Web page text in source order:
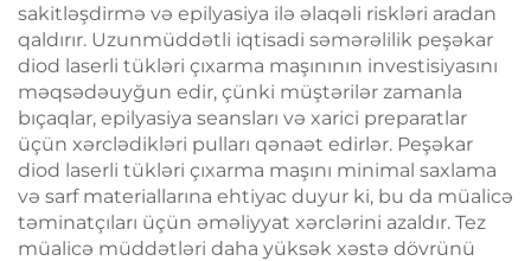
sakitləşdirmə və epilyasiya ilə əlaqəli riskləri aradan
qaldırır. Uzunmüddətli iqtisadi səmərəlilik peşəkar
diod laserli tükləri çıxarma maşınının investisiyasını
məqsədəuyğun edir, çünki müştərilər zamanla
bıçaqlar, epilyasiya seansları və xarici preparatlar
üçün xərclədikləri pulları qənaət edirlər. Peşəkar
diod laserli tükləri çıxarma maşını minimal saxlama
və sarf materiallarına ehtiyac duyur ki, bu da müalicə
təminatçıları üçün əməliyyat xərclərini azaldır. Tez
müalicə müddətləri daha yüksək xəstə dövrünü